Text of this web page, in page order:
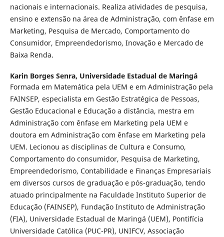
nacionais e internacionais. Realiza atividades de pesquisa,
ensino e extensão na área de Administração, com ênfase em
Marketing, Pesquisa de Mercado, Comportamento do
Consumidor, Empreendedorismo, Inovação e Mercado de
Baixa Renda.
Karin Borges Senra, Universidade Estadual de Maringá
Formada em Matemática pela UEM e em Administração pela
FAINSEP, especialista em Gestão Estratégica de Pessoas,
Gestão Educacional e Educação a distância, mestra em
Administração com ênfase em Marketing pela UEM e
doutora em Administração com ênfase em Marketing pela
UEM. Lecionou as disciplinas de Cultura e Consumo,
Comportamento do consumidor, Pesquisa de Marketing,
Empreendedorismo, Contabilidade e Finanças Empresariais
em diversos cursos de graduação e pós-graduação, tendo
atuado principalmente na Faculdade Instituto Superior de
Educação (FAINSEP), Fundação Instituto de Administração
(FIA), Universidade Estadual de Maringá (UEM), Pontifícia
Universidade Católica (PUC-PR), UNIFCV, Associação